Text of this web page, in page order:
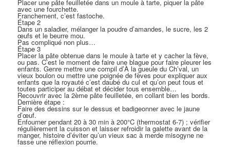
Placer une pâte feuilletée dans un moule à tarte, piquer la pâte
avec une fourchette.
Franchement, c’est fastoche.
Étape 2
Dans un saladier, mélanger la poudre d’amandes, le sucre, les 2
œufs et le beurre mou.
Pas compliqué non plus…
Étape 3
Placer la pâte obtenue dans le moule à tarte et y cacher la fève,
ou pas. C’est le moment de faire une blague pour faire pleurer les
enfants. Genre mettre une compil d’À la gueule du Ch’val, un
vieux boulon ou mettre une poignée de fèves pour expliquer aux
enfants que la royauté c’est daubé du cul et qu’on peut tous et
toutes participer au débat et décider tous ensemble…
Recouvrir avec la 2ème pâte feuilletée, en collant bien les bords.
Dernière étape :
Faire des dessins sur le dessus et badigeonner avec le jaune
d’œuf.
Enfourner pendant 20 à 30 min à 200°C (thermostat 6-7) ; vérifier
régulièrement la cuisson et laisser refroidir la galette avant de la
manger, histoire d’éviter qu’un vieux sac à merde misogyne ne
fasse une réflexion pourrie.